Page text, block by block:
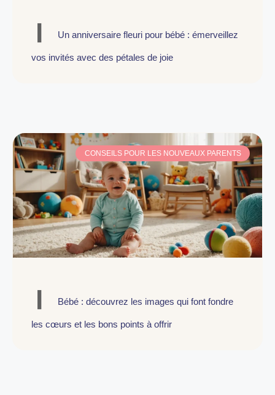
Un anniversaire fleuri pour bébé : émerveillez
vos invités avec des pétales de joie
CONSEILS POUR LES NOUVEAUX PARENTS
Bébé : découvrez les images qui font fondre
les cœurs et les bons points à offrir